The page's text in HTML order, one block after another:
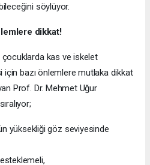
söylüyor.
dikkat!
kas ve iskelet
için bazı önlemlere mutlaka dikkat
Prof. Dr. Mehmet Uğur
yüksekliği göz seviyesinde